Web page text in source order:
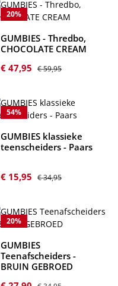
20%
GUMBIES - Thredbo,
CHOCOLATE CREAM
Verkoopprijs:
€ 47,95 Normale prijs:
€ 59,95
54%
GUMBIES klassieke
teenscheiders - Paars
Verkoopprijs:
€ 15,95 Normale prijs:
€ 34,95
20%
GUMBIES
Teenafscheiders -
BRUIN GEBROED
Normale prijs: